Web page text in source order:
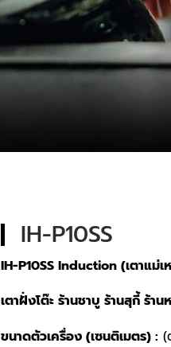
IH-P10SS
IH-P10SS Induction (เตาแม่
เตาฝั่งโต๊ะ ร้านชาบู ร้านสุกี้ ร้าน
ขนาดตัวเครื่อง (เซนติเมตร) : (